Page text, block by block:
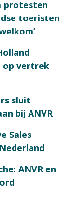
protesten
toeristen
op vertrek
sluit
bij ANVR
Sales
ANVR en